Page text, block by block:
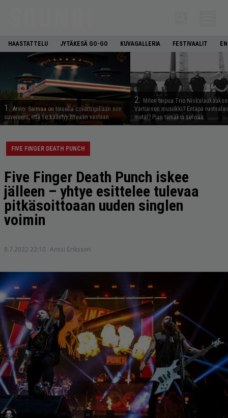
HAASTATTELU JYTÄKESÄ GO-GO KUVAGALLERIA FESTIVAALIT
1. Arvio: Saimaa on toisella covertripillään niin
suvereeni, että se kääntyy itseään vastaan
2. Miten taipuu Trio
Vartiaisen musiikki? Entäpä
metal? Pian tämäkin selviää
FIVE FINGER DEATH PUNCH
Five Finger Death Punch iskee
jälleen – yhtye esittelee tulevaa
pitkäsoittoaan uuden singlen
voimin
8.7.2022 22:10 Anssi Eriksson